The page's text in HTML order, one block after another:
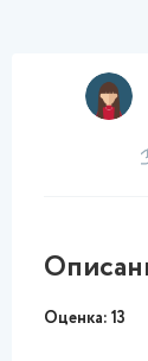
Оценка: 13